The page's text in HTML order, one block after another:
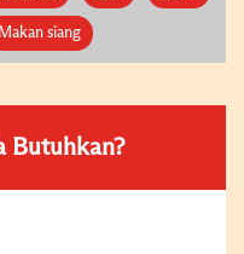
Makan siang
Butuhkan?